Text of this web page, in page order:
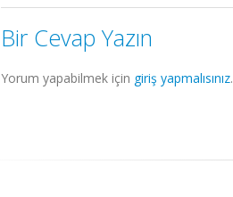
Bir Cevap Yazın
Yorum yapabilmek için giriş yapmalısınız.